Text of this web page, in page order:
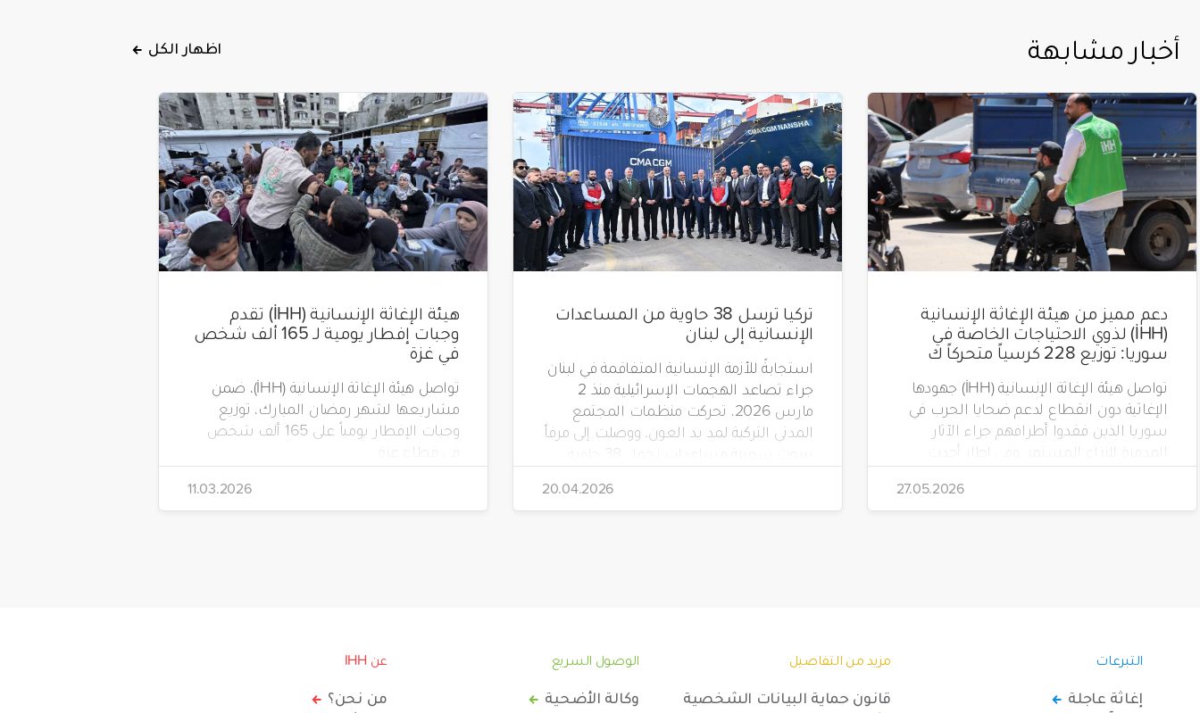
أخبار مشابهة اظهار الكل
دعم مميز من هيئة الإغاثة الإنسانية
(İHH) لذوي الاحتياجات الخاصة في
سوريا: توزيع 228 كرسياً متحركاً ك
تواصل هيئة الإغاثة الإنسانية (İHH) جهودها
الإغاثية دون انقطاع لدعم ضحايا الحرب في
سوريا الذين فقدوا أطرافهم جراء الآثار
المدمرة للنزاع المستمر. وفي إطار أحدث
مشاريعها، قامت الهيئة بتوزيع 228 كرسياً
متحركاً كهربائياً على أشخاص من ذوي
الاحتياجات الخاصة يعيشون في ظروف
27.05.2026
تركيا ترسل 38 حاوية من المساعدات
الإنسانية إلى لبنان
استجابةً للأزمة الإنسانية المتفاقمة في لبنان
جراء تصاعد الهجمات الإسرائيلية منذ 2
مارس 2026، تحركت منظمات المجتمع
المدني التركية لمد يد العون. ووصلت إلى مرفأ
تضم مواد إغاثية عاجلة، بتنظيم من جمعية
"صدقة طاشي" (Sadakataşı) وبالتعاون مع
هيئة الإغاثة الإنسانية (İHH)، ووقف الأيتام
20.04.2026
هيئة الإغاثة الإنسانية (İHH) تقدم
وجبات إفطار يومية لـ 165 ألف شخص
في غزة
تواصل هيئة الإغاثة الإنسانية (İHH)، ضمن
مشاريعها لشهر رمضان المبارك، توزيع
وجبات الإفطار يومياً على 165 ألف شخص
في قطاع غزة.
11.03.2026
التبرعات
إغاثة عاجلة
مزيد من التفاصيل
قانون حماية البيانات الشخصية
الوصول السريع
وكالة الأضحية
عن IHH
من نحن؟